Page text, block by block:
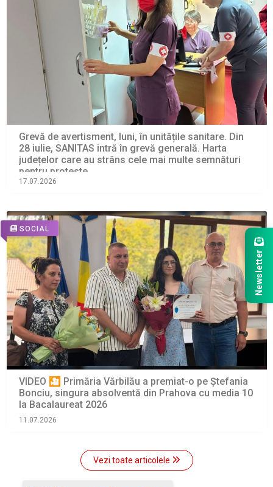
Grevă de avertisment, luni, în unitățile sanitare. Din
28 iulie, SANITAS intră în grevă generală. Harta
județelor care au strâns cele mai multe semnături
pentru proteste
17.07.2026
SOCIAL
VIDEO 🎦 Primăria Vărbilău a premiat-o pe Ștefania
Bonciu, singura absolventă din Prahova cu media 10
la Bacalaureat 2026
11.07.2026
Vezi toate articolele
Newsletter